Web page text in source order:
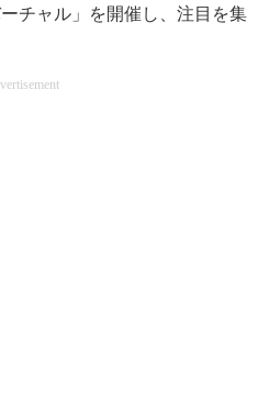
チャル」を開催し、注目を集